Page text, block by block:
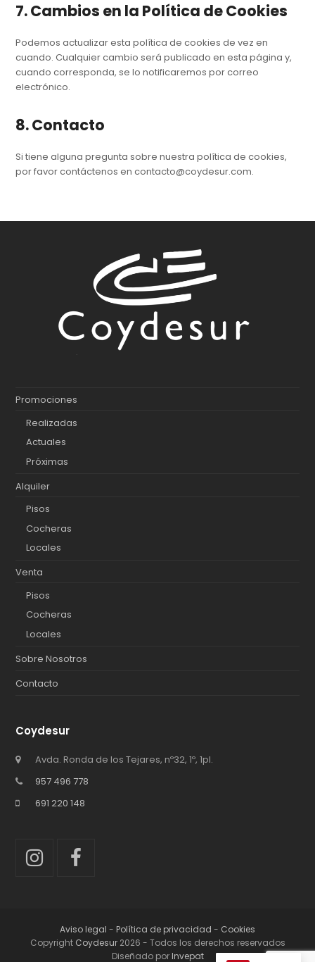
7. Cambios en la Política de Cookies
Podemos actualizar esta política de cookies de vez en
cuando. Cualquier cambio será publicado en esta página y,
cuando corresponda, se lo notificaremos por correo
electrónico.
8. Contacto
Si tiene alguna pregunta sobre nuestra política de cookies,
por favor contáctenos en contacto@coydesur.com.
Promociones
Realizadas
Actuales
Próximas
Alquiler
Pisos
Cocheras
Locales
Venta
Pisos
Cocheras
Locales
Sobre Nosotros
Contacto
Coydesur
Avda. Ronda de los Tejares, nº32, 1º, 1pl.
957 496 778
691 220 148
Instagram
Facebook
Aviso legal - Política de privacidad - Cookies
Copyright Coydesur2026 - Todos los derechos reservados
Diseñado por Invepat